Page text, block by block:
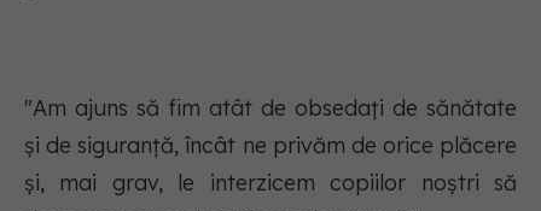
"Am ajuns să fim atât de obsedați de sănătate
și de siguranță, încât ne privăm de orice plăcere
și, mai grav, le interzicem copiilor noștri să